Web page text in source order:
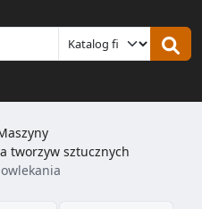
tworzyw sztucznych